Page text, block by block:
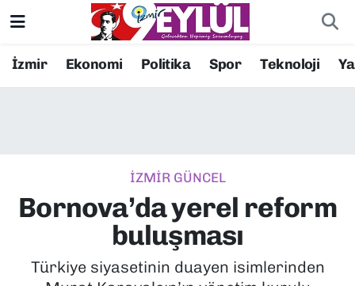
İzmir Ekonomi Politika Spor Teknoloji
İZMİR GÜNCEL
Bornova’da yerel reform
buluşması
Türkiye siyasetinin duayen isimlerinden
Resmi İlanlar
EKONOMİ
KÜLTÜR SANAT
Konak Nöbetçi Eczaneler
Süper Lig Puan Durumu ve Fikstür
Tüm Manşetler
Son Dakika Haberleri